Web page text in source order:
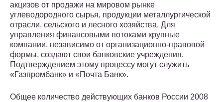
акцизов от продажи на мировом рынке
углеводородного сырья, продукции металлургической
отрасли, сельского и лесного хозяйства. Для
управления финансовыми потоками крупные
компании, независимо от организационно-правовой
формы, создают свои банковские учреждения.
Подтверждением этому процессу могут служить
«Газпромбанк» и «Почта Банк».
Общее количество действующих банков России 2008